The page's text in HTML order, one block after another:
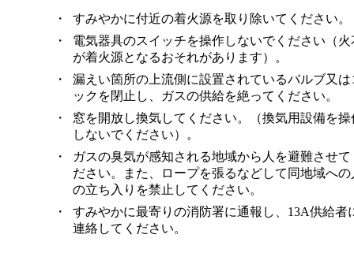
・
すみやかに付近の着火源を取り除いてください。
・
電気器具のスイッチを操作しないでください（火
が着火源となるおそれがあります）。
・
漏えい箇所の上流側に設置されているバルブ又は
ックを閉止し、ガスの供給を絶ってください。
・
窓を開放し換気してください。（換気用設備を操
しないでください）。
・
ガスの臭気が感知される地域から人を避難させて
ださい。また、ロープを張るなどして同地域への
の立ち入りを禁止してください。
・
すみやかに最寄りの消防署に通報し、13A供給者
連絡してください。